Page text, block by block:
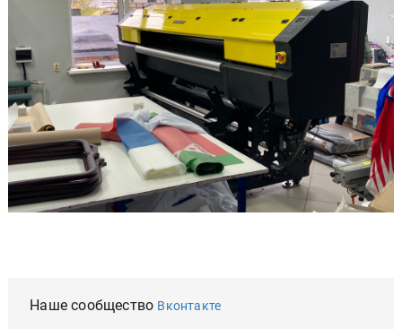
Наше сообщество Вконтакте